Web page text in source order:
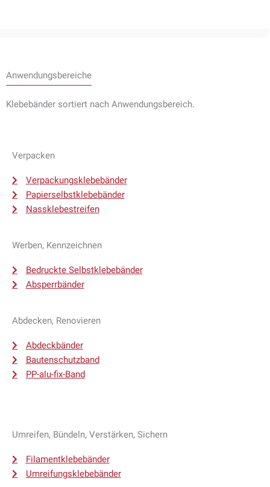
Anwendungsbereiche
Klebebänder sortiert nach Anwendungsbereich.
Verpacken
Verpackungsklebebänder
Papierselbstklebebänder
Nassklebestreifen
Werben, Kennzeichnen
Bedruckte Selbstklebebänder
Absperrbänder
Abdecken, Renovieren
Abdeckbänder
Bautenschutzband
PP-alu-fix-Band
Umreifen, Bündeln, Verstärken, Sichern
Filamentklebebänder
Umreifungsklebebänder